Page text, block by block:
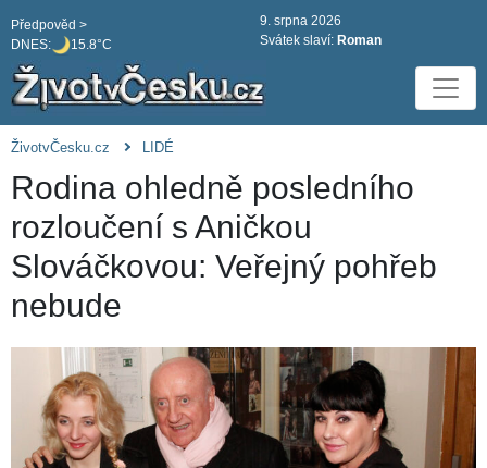
DNES: 15.8°C
Předpověd >
9. srpna 2026
Svátek slaví: Roman
ŽivotvČesku.cz LIDÉ
Rodina ohledně posledního
rozloučení s Aničkou
Slováčkovou: Veřejný pohřeb
nebude